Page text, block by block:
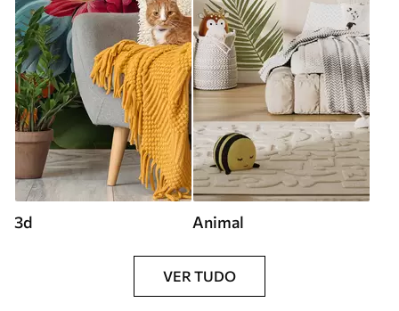
3d Animal
VER TUDO